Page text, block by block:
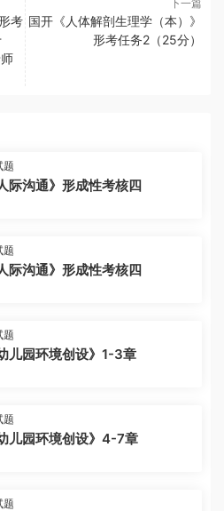
考
下一篇
国开《人体解剖生理学（本）》
形考任务2（25分）
题
际沟通》形成性考核四
题
际沟通》形成性考核四
题
儿园环境创设》1-3章
题
儿园环境创设》4-7章
题